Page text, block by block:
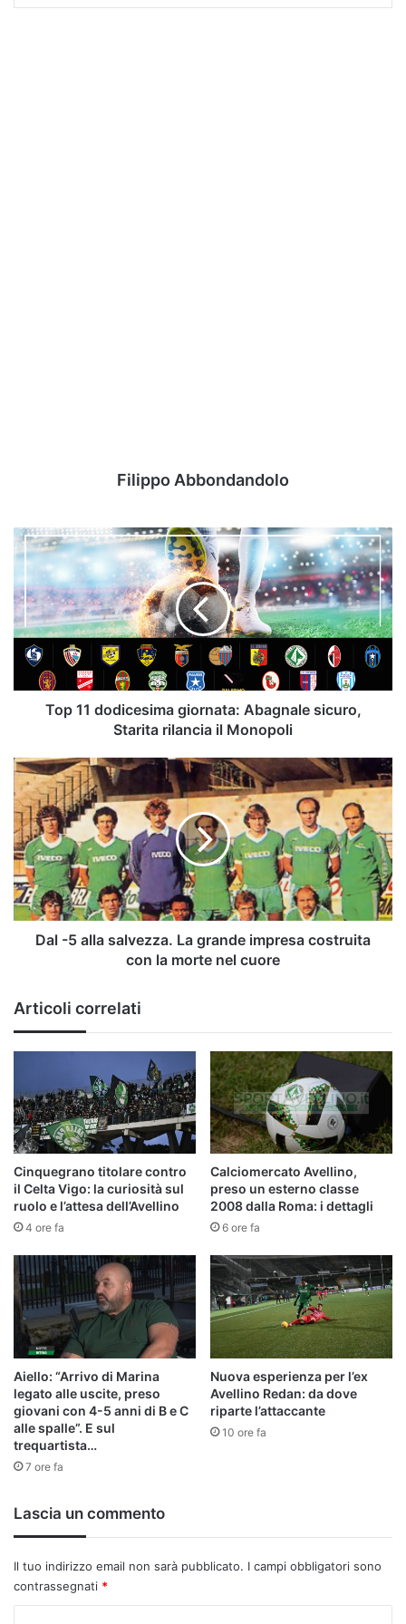
Filippo Abbondandolo
Top
11
dodicesima
giornata:
Abagnale
sicuro,
Starita
rilancia
il
MonopoliTop 11 dodicesima giornata: Abagnale sicuro,
Starita rilancia il Monopoli
Dal
-5
alla
salvezza.
La
grande
impresa
costruita
con
Dal -5 alla salvezza. La grande impresa costruita
con la morte nel cuore
Articoli correlati
Cinquegrano titolare contro
il Celta Vigo: la curiosità sul
ruolo e l’attesa dell’Avellino
4 ore fa
Calciomercato Avellino,
preso un esterno classe
2008 dalla Roma: i dettagli
6 ore fa
Aiello: “Arrivo di Marina
legato alle uscite, preso
giovani con 4-5 anni di B e C
alle spalle”. E sul
trequartista…
7 ore fa
Nuova esperienza per l’ex
Avellino Redan: da dove
riparte l’attaccante
10 ore fa
Lascia un commento
Il tuo indirizzo email non sarà pubblicato. I campi obbligatori sono
contrassegnati *